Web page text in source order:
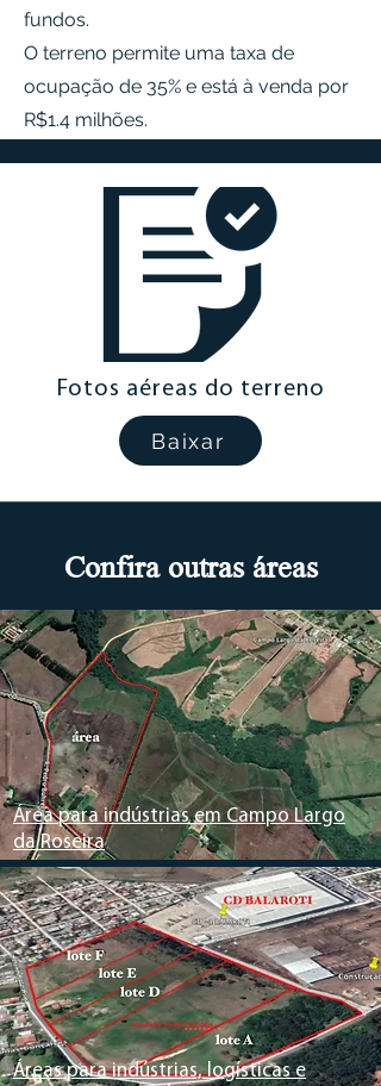
fundos.
O terreno permite uma taxa de
ocupação de 35% e está à venda por
R$1.4 milhões.
Possibilidade de análise de imóvel
durante a negociação.
Fotos aéreas do terreno
Baixar
Confira outras áreas
Área para indústrias em Campo Largo
da Roseira
Áreas para indústrias, logísticas e